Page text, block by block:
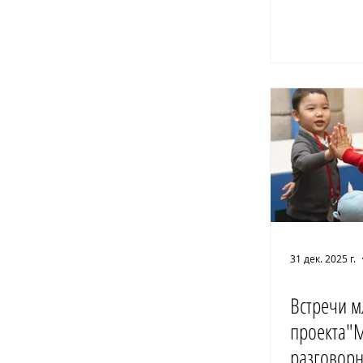
31 дек. 2025 г.
Встречи